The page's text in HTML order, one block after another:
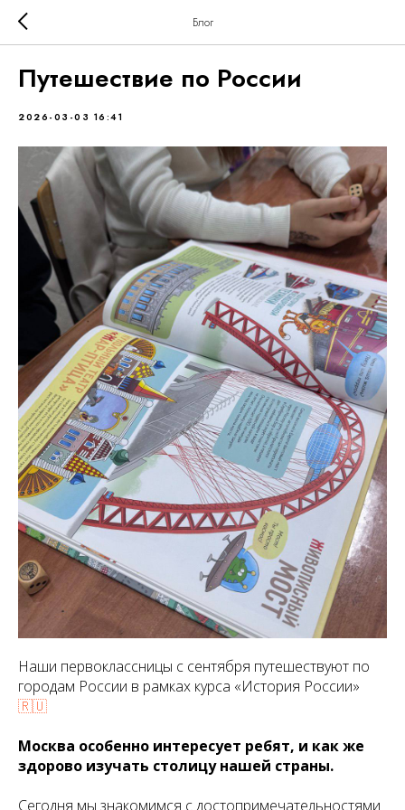
Блог
Путешествие по России
2026-03-03 16:41
Наши первоклассницы с сентября путешествуют по
городам России в рамках курса «История России»
🇷🇺
Москва особенно интересует ребят, и как же
здорово изучать столицу нашей страны.
Сегодня мы знакомимся с достопримечательностями